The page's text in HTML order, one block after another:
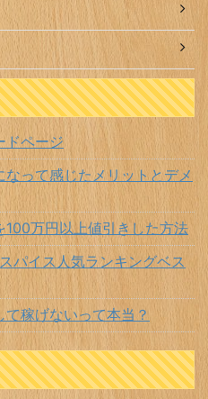
ドページ
って感じたメリットとデメ
100万円以上値引きした方法
パイス人気ランキングベス
稼げないって本当？